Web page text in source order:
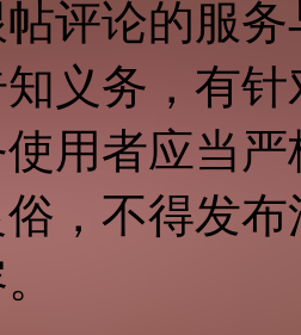
评论的服
义务，有
用者应当
，不得发